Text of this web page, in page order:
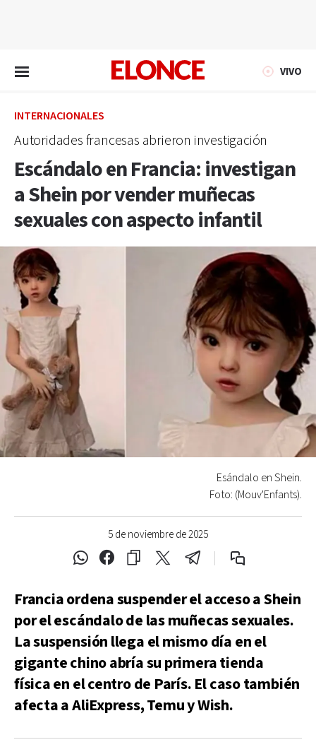
VIVO
INTERNACIONALES
Autoridades francesas abrieron investigación
Escándalo en Francia: investigan
a Shein por vender muñecas
sexuales con aspecto infantil
5 de noviembre de 2025
Esándalo en Shein.
Foto: (Mouv'Enfants).
Francia ordena suspender el acceso a Shein
por el escándalo de las muñecas sexuales.
La suspensión llega el mismo día en el
gigante chino abría su primera tienda
física en el centro de París. El caso también
afecta a AliExpress, Temu y Wish.